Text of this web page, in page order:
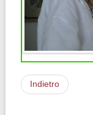
Indietro